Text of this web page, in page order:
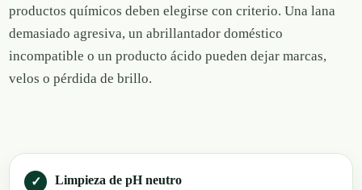
productos químicos deben elegirse con criterio. Una lana
demasiado agresiva, un abrillantador doméstico
incompatible o un producto ácido pueden dejar marcas,
velos o pérdida de brillo.
Limpieza de pH neutro